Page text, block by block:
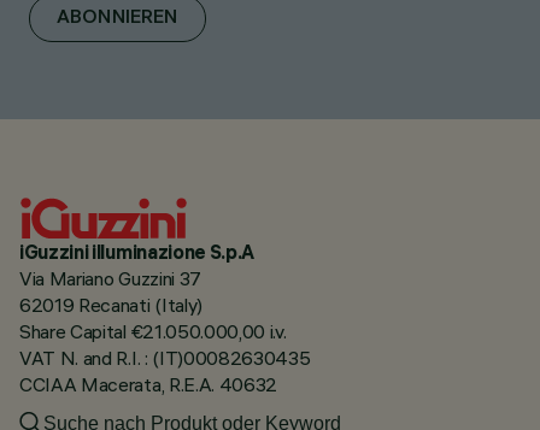
ABONNIEREN
iGuzzini illuminazione S.p.A
Via Mariano Guzzini 37
62019 Recanati (Italy)
Share Capital €21.050.000,00 i.v.
VAT N. and R.I. : (IT)00082630435
CCIAA Macerata, R.E.A. 40632